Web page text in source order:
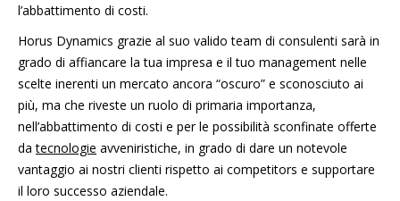
l’abbattimento di costi.
Horus Dynamics grazie al suo valido team di consulenti sarà in
grado di affiancare la tua impresa e il tuo management nelle
scelte inerenti un mercato ancora “oscuro” e sconosciuto ai
più, ma che riveste un ruolo di primaria importanza,
nell’abbattimento di costi e per le possibilità sconfinate offerte
datecnologie avveniristiche, in grado di dare un notevole
vantaggio ai nostri clienti rispetto ai competitors e supportare
il loro successo aziendale.